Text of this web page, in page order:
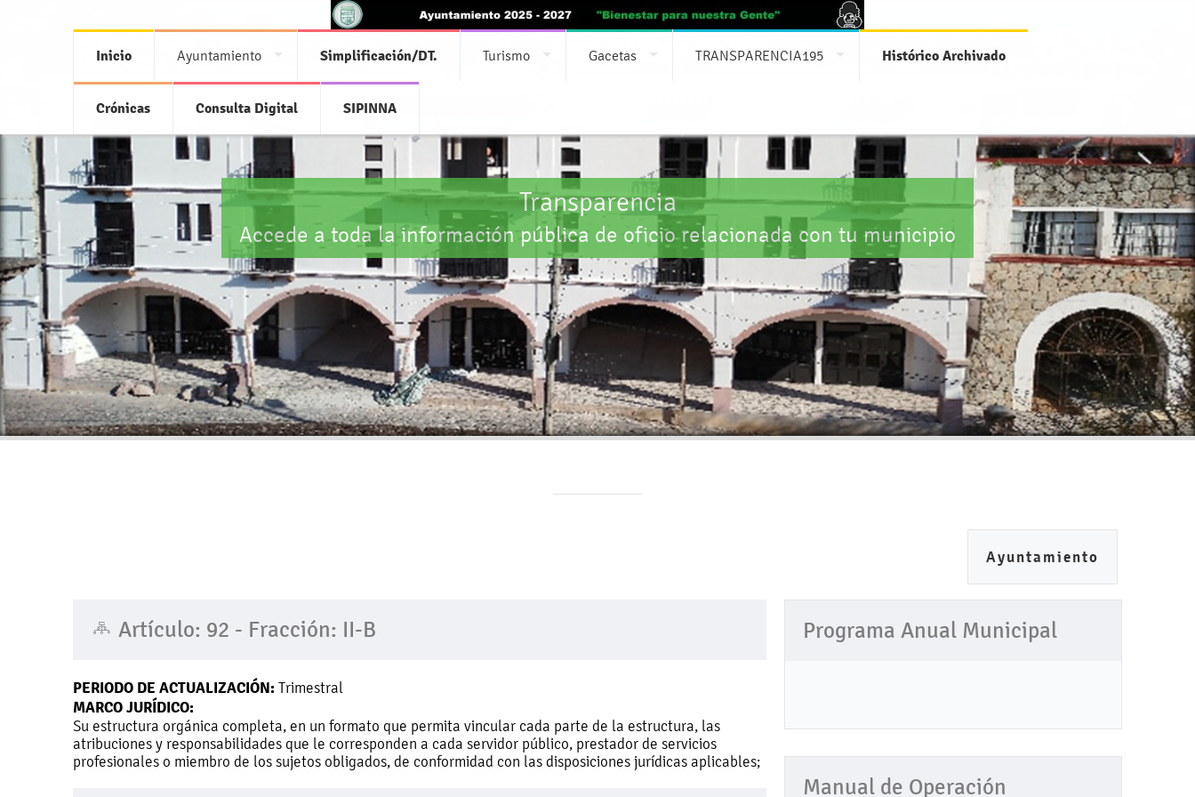
Inicio Ayuntamiento Simplificación/DT. Turismo Gacetas TRANSPARENCIA195 Histórico Archivado
Crónicas Consulta Digital SIPINNA
Transparencia
Accede a toda la información pública de oficio relacionada con tu municipio
Ayuntamiento
Artículo: 92 - Fracción: II-B
PERIODO DE ACTUALIZACIÓN: Trimestral
MARCO JURÍDICO:
Su estructura orgánica completa, en un formato que permita vincular cada parte de la estructura, las
atribuciones y responsabilidades que le corresponden a cada servidor público, prestador de servicios
profesionales o miembro de los sujetos obligados, de conformidad con las disposiciones jurídicas aplicables;
Programa Anual Municipal
Manual de Operación